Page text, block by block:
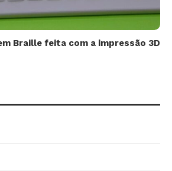
Braille feita com a impressão 3D